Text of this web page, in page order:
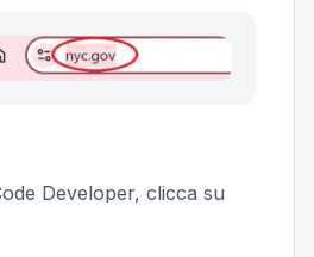
Developer, clicca su